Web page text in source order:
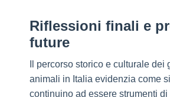
Riflessioni finali e
future
Il percorso storico e culturale dei
animali in Italia evidenzia come
continuino ad essere strumenti di